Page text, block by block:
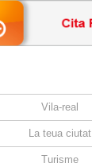
Vila-real
La teua ciutat
Turisme